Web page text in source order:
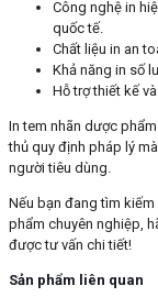
Công nghệ in
quốc tế.
Chất liệu in an
Khả năng in số
Hỗ trợ thiết kế
In tem nhãn dược
thủ quy định pháp lý
người tiêu dùng.
Nếu bạn đang tìm
phẩm chuyên nghiệp,
được tư vấn chi tiết!
Sản phẩm liên quan